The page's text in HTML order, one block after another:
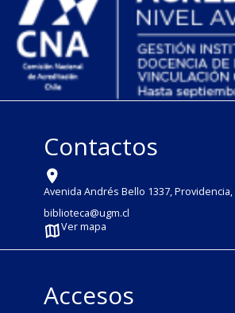
Contactos
Avenida Andrés Bello 1337, Providencia,
biblioteca@ugm.cl
Ver mapa
Accesos